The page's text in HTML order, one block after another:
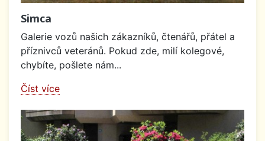
Simca
Galerie vozů našich zákazníků, čtenářů, přátel a
příznivců veteránů. Pokud zde, milí kolegové,
chybíte, pošlete nám...
Číst více